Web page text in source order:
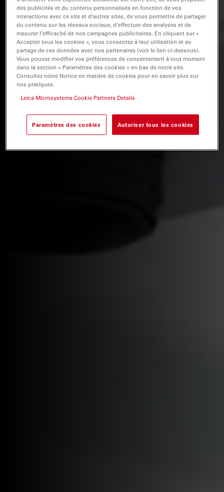
des publicités et du contenu personnalisés en fonction de vos
interactions avec ce site et d’autres sites, de vous permettre de partager
du contenu sur les réseaux sociaux, d’effectuer des analyses et de
mesurer l’efficacité de nos campagnes publicitaires. En cliquant sur «
Accepter tous les cookies », vous consentez à leur utilisation et au
partage de ces données avec nos partenaires (voir le lien ci-dessous).
Vous pouvez modifier vos préférences de consentement à tout moment
dans la section « Paramètres des cookies » en bas de notre site.
Consultez notre Notice en matière de cookies pour en savoir plus sur
nos pratiques.
Leica Microsystems Cookie Partners Details
Paramètres des cookies Autoriser tous les cookies